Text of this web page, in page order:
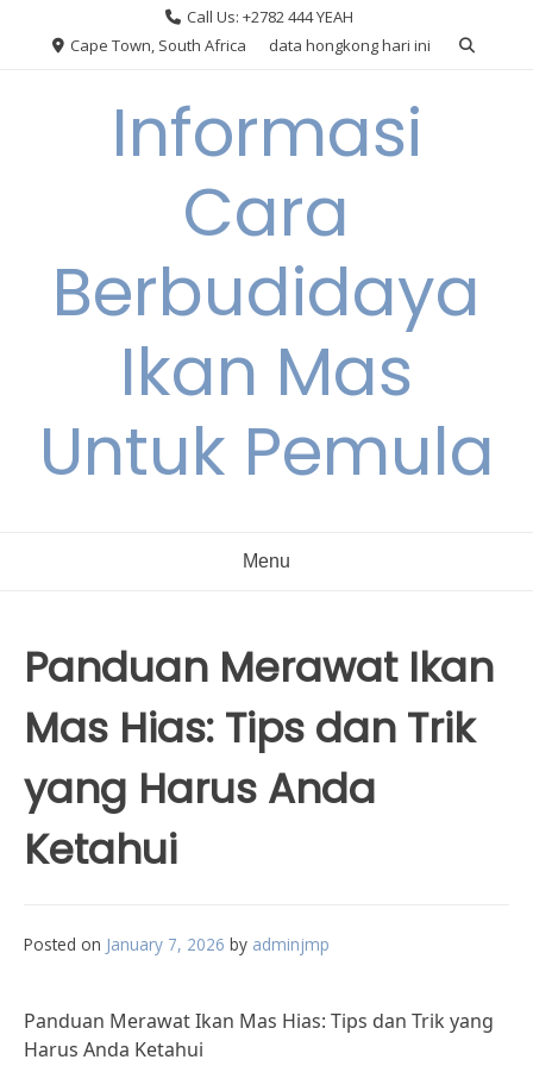
Call Us: +2782 444 YEAH
Cape Town, South Africa
data hongkong hari ini
Informasi
Cara
Berbudidaya
Ikan Mas
Untuk Pemula
Menu
Panduan Merawat Ikan
Mas Hias: Tips dan Trik
yang Harus Anda
Ketahui
Posted on January 7, 2026 by adminjmp
Panduan Merawat Ikan Mas Hias: Tips dan Trik yang
Harus Anda Ketahui